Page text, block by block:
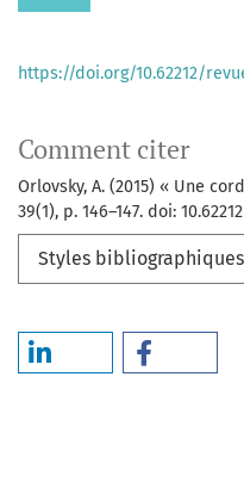
Comment citer
Orlovsky, A. (2015) « Une
39(1), p. 146–147. doi:
Styles bibliographiques
https://doi.org/10.62212/